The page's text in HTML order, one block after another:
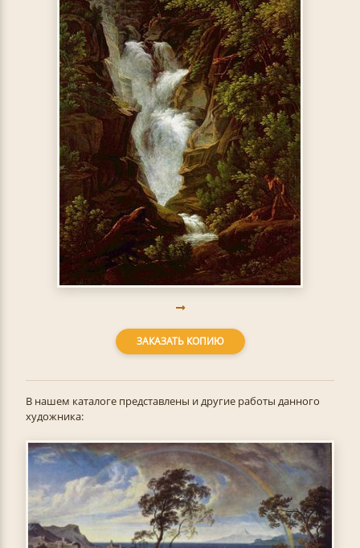
ЗАКАЗАТЬ КОПИЮ
В нашем каталоге представлены и другие работы данного
художника: